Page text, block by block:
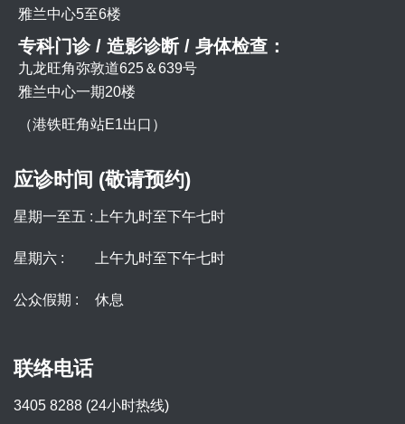
雅兰中心5至6楼
专科门诊 / 造影诊断 / 身体检查：
九龙旺角弥敦道625＆639号
雅兰中心一期20楼
（港铁旺角站E1出口）
应诊时间 (敬请预约)
星期一至五 : 上午九时至下午七时
星期六 : 上午九时至下午七时
公众假期 : 休息
联络电话
3405 8288 (24小时热线)